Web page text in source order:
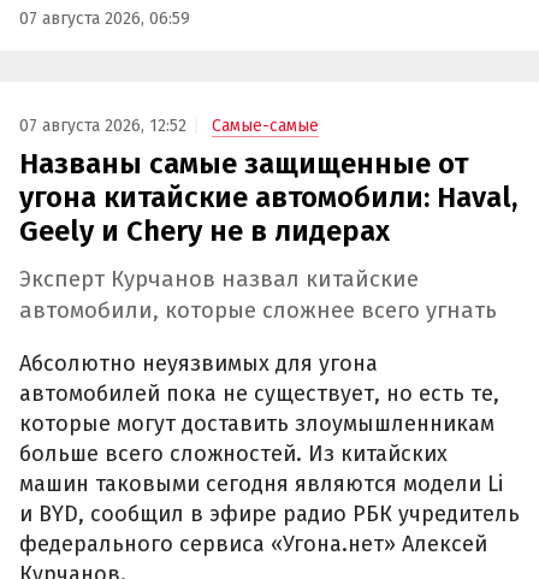
07 августа 2026, 06:59
07 августа 2026, 12:52 Самые-самые
Названы самые защищенные от
угона китайские автомобили: Haval,
Geely и Chery не в лидерах
Эксперт Курчанов назвал китайские
автомобили, которые сложнее всего угнать
Абсолютно неуязвимых для угона
автомобилей пока не существует, но есть те,
которые могут доставить злоумышленникам
больше всего сложностей. Из китайских
машин таковыми сегодня являются модели Li
и BYD, сообщил в эфире радио РБК учредитель
федерального сервиса «Угона.нет» Алексей